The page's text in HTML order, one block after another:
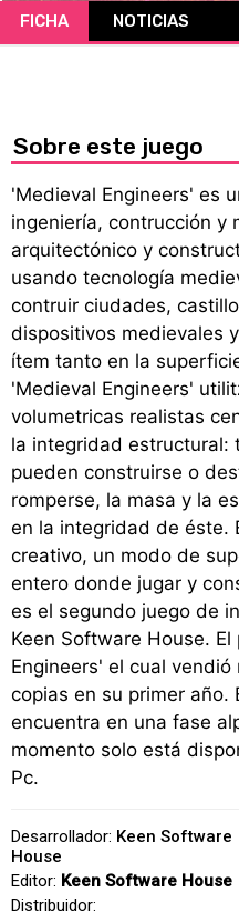
FICHA NOTICIAS
Sobre este juego
'Medieval Engineers' es
ingeniería, contrucción y
arquitectónico y
usando tecnología
contruir ciudades,
dispositivos medievales
ítem tanto en la
'Medieval Engineers'
volumetricas realistas
la integridad estructural:
pueden construirse o
romperse, la masa y la
en la integridad de éste.
creativo, un modo de
entero donde jugar y
es el segundo juego de
Keen Software House.
Engineers' el cual
copias en su primer año.
encuentra en una fase
momento solo está
Pc.
Desarrollador: Keen Software
House
Editor: Keen Software House
Distribuidor: